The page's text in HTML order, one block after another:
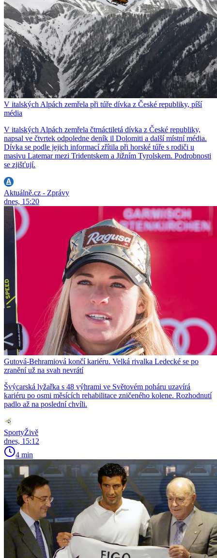
V italských Alpách zemřela při túře dívka z České republiky, píší
média
V italských Alpách zemřela čtrnáctiletá dívka z České republiky,
napsal ve čtvrtek odpoledne deník il Dolomiti a další místní média.
Dívka se podle jejich informací zřítila při horské túře s rodiči u
masivu Latemar mezi Tridentskem a Jižním Tyrolskem. Podrobnosti
se zjišťují.
Aktuálně.cz - Zprávy
dnes, 15:20
Gutová-Behramiová končí kariéru. Velká rivalka Ledecké se po
zranění už na svah nevrátí
Švýcarská lyžařka s 48 výhrami ve Světovém poháru uzavírá
kariéru po osmi měsících rehabilitace zničeného kolene. Rozhodnutí
padlo až na poslední chvíli.
SportyŽivě
dnes, 15:12
4 min